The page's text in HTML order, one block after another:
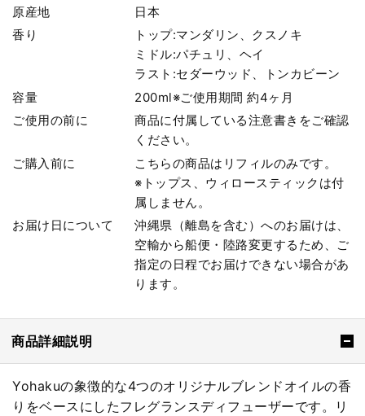
原産地
日本
香り
トップ:マンダリン、クスノキ
ミドル:パチュリ、ヘイ
ラスト:セダーウッド、トンカビーン
容量
200ml※ご使用期間 約4ヶ月
ご使用の前に
商品に付属している注意書きをご確認
ください。
ご購入前に
こちらの商品はリフィルのみです。
※トップス、ウィロースティックは付
属しません。
お届け日について
沖縄県（離島を含む）へのお届けは、
空輸から船便・陸路変更するため、ご
指定の日程でお届けできない場合があ
ります。
商品詳細説明
Yohakuの象徴的な4つのオリジナルブレンドオイルの香
りをベースにしたフレグランスディフューザーです。リ